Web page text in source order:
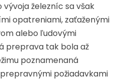
železníc sa však
opatreniami, zaťaženými
alebo ľudovými
preprava tak bola až
poznamenaná
požiadavkami